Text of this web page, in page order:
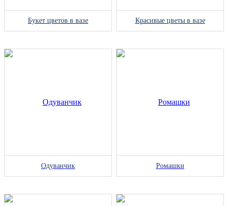
Букет цветов в вазе Красивые цветы в вазе
Одуванчик Ромашки